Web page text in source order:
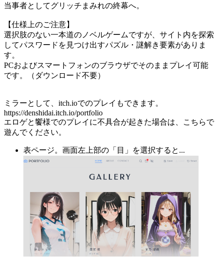
当事者としてグリッチまみれの終幕へ。
【仕様上のご注意】
選択肢のない一本道のノベルゲームですが、サイト内を探索
してパスワードを見つけ出すパズル・謎解き要素がありま
す。
PCおよびスマートフォンのブラウザでそのままプレイ可能
です。（ダウンロード不要）
ミラーとして、itch.ioでのプレイもできます。
https://denshidai.itch.io/portfolio
エロゲと饗様でのプレイに不具合が起きた場合は、こちらで
遊んでください。
表ページ。画面左上部の「目」を選択すると...